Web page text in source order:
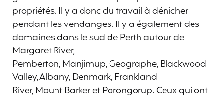
propriétés. Il y a donc du travail à dénicher
pendant les vendanges. Il y a également des
domaines dans le sud de Perth autour de
Margaret River,
Pemberton, Manjimup, Geographe, Blackwood
Valley, Albany, Denmark, Frankland
River, Mount Barker et Porongorup. Ceux qui ont